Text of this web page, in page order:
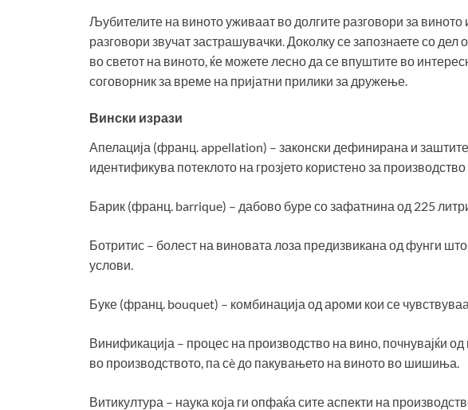
Љубителите на виното уживаат во долгите разговори за
разговори звучат застрашувачки. Доколку се запознаете со дел
во светот на виното, ќе можете лесно да се впуштите во
соговорник за време на пријатни прилики за дружење.
Вински изрази
Апелација (франц. appellation) – законски дефинирана и
идентификува потеклото на грозјето користено за
Барик (франц. barrique) – дабово буре со зафатнина од 225
Ботритис – болест на виновата лоза предизвикана од фунги
услови.
Буке (франц. bouquet) – комбинација од ароми кои се
Винификација – процес на производство на вино, почнувајќи од
во производството, па сè до пакувањето на виното во шишиња.
Витикултура – наука која ги опфаќа сите аспекти на